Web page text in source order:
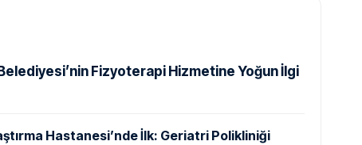
Fizyoterapi Hizmetine Yoğun İlgi
Hastanesi’nde İlk: Geriatri Polikliniği